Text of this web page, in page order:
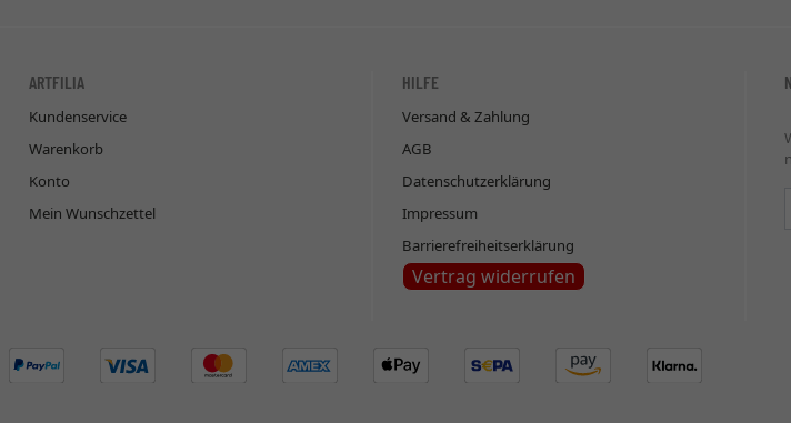
ARTFILIA
Kundenservice
Warenkorb
Konto
Mein Wunschzettel
HILFE
Versand & Zahlung
AGB
Datenschutzerklärung
Impressum
Barrierefreiheitserklärung
Vertrag widerrufen